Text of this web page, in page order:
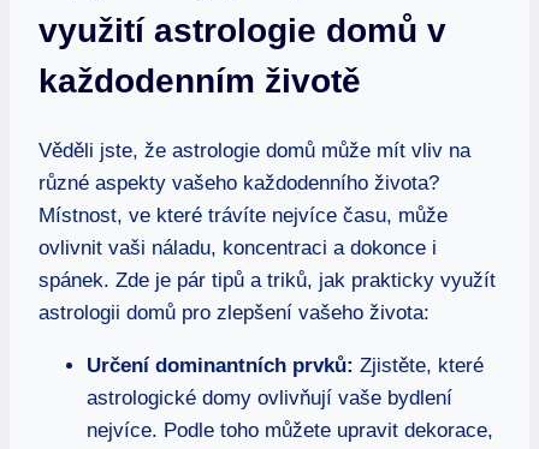
využití‌ astrologie domů v⁢
každodenním životě
Věděli jste, že ‌astrologie‍ domů může mít vliv na‍
různé aspekty‍ vašeho ⁢každodenního⁤ života?
Místnost, ⁢ve ⁢které‍ trávíte nejvíce času, může
ovlivnit vaši náladu, koncentraci ⁤a dokonce i
spánek. Zde je pár​ tipů⁣ a triků, jak prakticky⁣ využít​
astrologii domů pro zlepšení vašeho⁢ života:
Určení dominantních prvků: Zjistěte, které
astrologické domy⁣ ovlivňují vaše ‌bydlení
nejvíce. Podle toho⁢ můžete upravit dekorace,